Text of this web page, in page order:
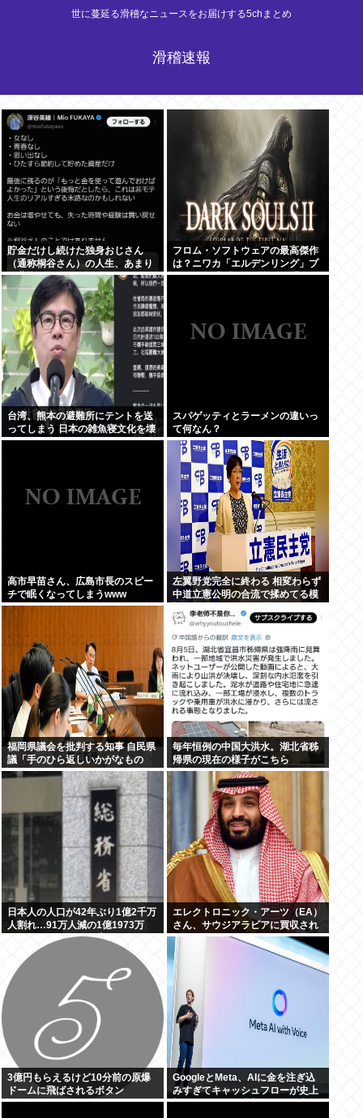
世に蔓延る滑稽なニュースをお届けする5chまとめ
滑稽速報
貯金だけし続けた独身おじさん
（通称桐谷さん）の人生、あまり
に悲惨すぎるwww
フロム・ソフトウェアの最高傑作
は？ニワカ「エルデンリング」プ
レステ厨「ブラボ」逆張り「ダク
台湾、熊本の避難所にテントを送
ってしまう 日本の雑魚寝文化を壊
すな！
スパゲッティとラーメンの違いっ
て何なん？
高市早苗さん、広島市長のスピー
チで眠くなってしまうwww
左翼野党完全に終わる 相変わらず
中道立憲公明の合流で揉めてる模
福岡県議会を批判する知事 自民県
議「手のひら返しいかがなもの
か」
毎年恒例の中国大洪水。湖北省秭
帰県の現在の様子がこちら
日本人の人口が42年ぶり1億2千万
人割れ…91万人減の1億1973万
人、外国人は35万人増
エレクトロニック・アーツ（EA）
さん、サウジアラビアに買収され
てしまう。これはハラールゲーム
爆誕か
3億円もらえるけど10分前の原爆
ドームに飛ばされるボタン
GoogleとMeta、AIに金を注ぎ込
みすぎてキャッシュフローが史上
初のマイナス。売却か保有で内ゲ